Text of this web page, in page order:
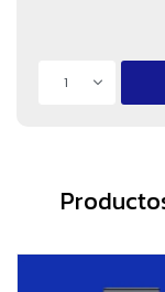
1